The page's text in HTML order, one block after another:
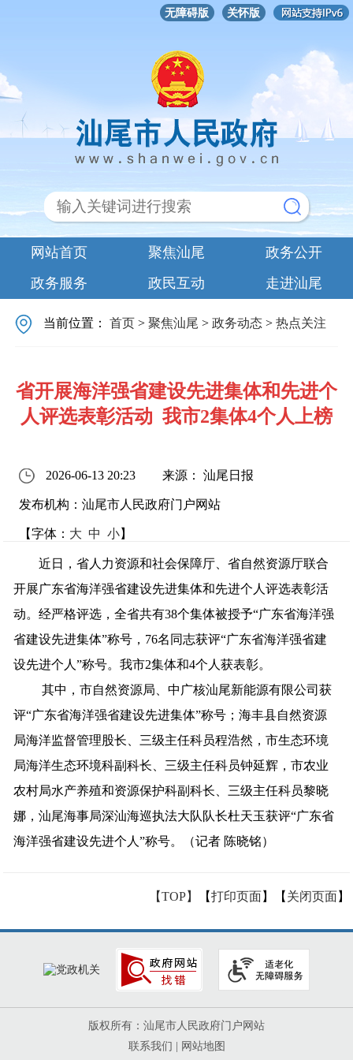
无障碍版 关怀版
网站首页 聚焦汕尾
政务公开
政务服务
政民互动 走进汕尾
当前位置：首页 >聚焦汕尾 >政务动态 >热点关注
省开展海洋强省建设先进集体和先进个
人评选表彰活动 我市2集体4个人上榜
2026-06-13 20:23 来源： 汕尾日报
发布机构：汕尾市人民政府门户网站
【字体： 大 中 小】
近日，省人力资源和社会保障厅、省自然资源厅联合
开展广东省海洋强省建设先进集体和先进个人评选表彰活
动。经严格评选，全省共有38个集体被授予“广东省海洋强
省建设先进集体”称号，76名同志获评“广东省海洋强省建
设先进个人”称号。我市2集体和4个人获表彰。
其中，市自然资源局、中广核汕尾新能源有限公司获
评“广东省海洋强省建设先进集体”称号；海丰县自然资源
局海洋监督管理股长、三级主任科员程浩然，市生态环境
局海洋生态环境科副科长、三级主任科员钟延辉，市农业
农村局水产养殖和资源保护科副科长、三级主任科员黎晓
娜，汕尾海事局深汕海巡执法大队队长杜天玉获评“广东省
海洋强省建设先进个人”称号。（记者 陈晓铭）
【TOP】 【打印页面】【 关闭页面】
版权所有：汕尾市人民政府门户网站
联系我们
网站地图